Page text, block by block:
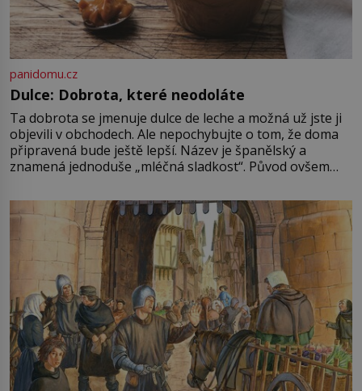
panidomu.cz
Dulce: Dobrota, které neodoláte
Ta dobrota se jmenuje dulce de leche a možná už jste ji
objevili v obchodech. Ale nepochybujte o tom, že doma
připravená bude ještě lepší. Název je španělský a
znamená jednoduše „mléčná sladkost“. Původ ovšem
pře hned několik latinskoamerických zemí a k tomu
Francie, kde se traduje,